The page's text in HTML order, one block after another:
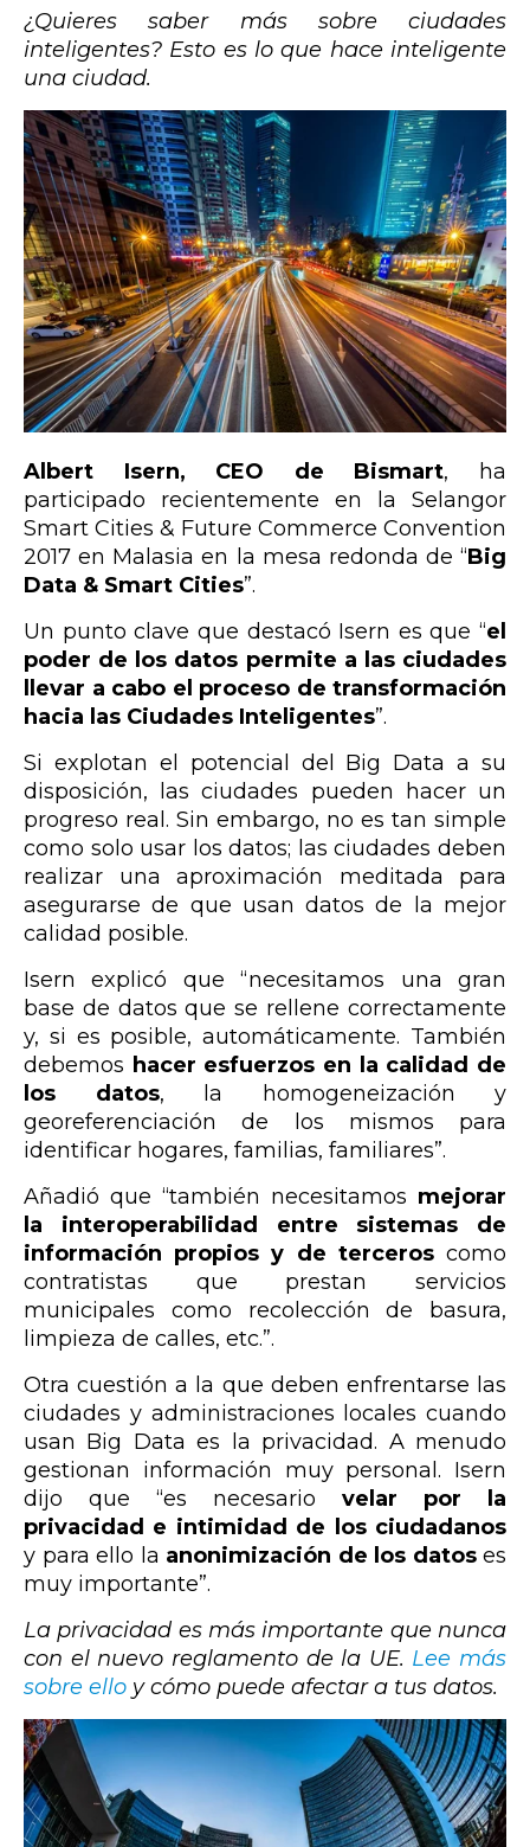
¿Quieres saber más sobre ciudades
inteligentes? Esto es lo que hace inteligente
una ciudad.
Albert Isern, CEO de Bismart, ha
participado recientemente en la Selangor
Smart Cities & Future Commerce Convention
2017 en Malasia en la mesa redonda de “Big
Data & Smart Cities”.
Un punto clave que destacó Isern es que “el
poder de los datos permite a las ciudades
llevar a cabo el proceso de transformación
hacia las Ciudades Inteligentes”.
Si explotan el potencial del Big Data a su
disposición, las ciudades pueden hacer un
progreso real. Sin embargo, no es tan simple
como solo usar los datos; las ciudades deben
realizar una aproximación meditada para
asegurarse de que usan datos de la mejor
calidad posible.
Isern explicó que “necesitamos una gran
base de datos que se rellene correctamente
y, si es posible, automáticamente. También
debemos hacer esfuerzos en la calidad de
los datos, la homogeneización y
georeferenciación de los mismos para
identificar hogares, familias, familiares”.
Añadió que “también necesitamos mejorar
la interoperabilidad entre sistemas de
información propios y de terceroscomo
contratistas que prestan servicios
municipales como recolección de basura,
limpieza de calles, etc.”.
Otra cuestión a la que deben enfrentarse las
ciudades y administraciones locales cuando
usan Big Data es la privacidad. A menudo
gestionan información muy personal. Isern
dijo que “es necesario velar por la
privacidad e intimidad de los ciudadanos
y para ello la anonimización de los datoses
muy importante”.
La privacidad es más importante que nunca
con el nuevo reglamento de la UE. Lee más
sobre ello y cómo puede afectar a tus datos.